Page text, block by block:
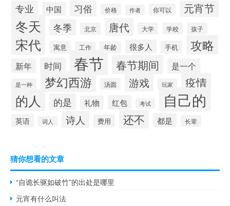
专业 中国 习俗 价格 作者 你可以 元宵节
冬天 冬季 北京 唐代 大学 学校 孩子
宋代 寓意 工作 年龄 很多人 手机 攻略
新年 时间 春节 春节期间 是一个
是一种 梦幻西游 汤圆 游戏 玩家 疫情
的人 的是 礼物 红包 考试 自己的
英语 词人 诗人 费用 还不 都是 长辈
猜你想看的文章
“自诡长驱如破竹”的出处是哪里
元宵有什么叫法